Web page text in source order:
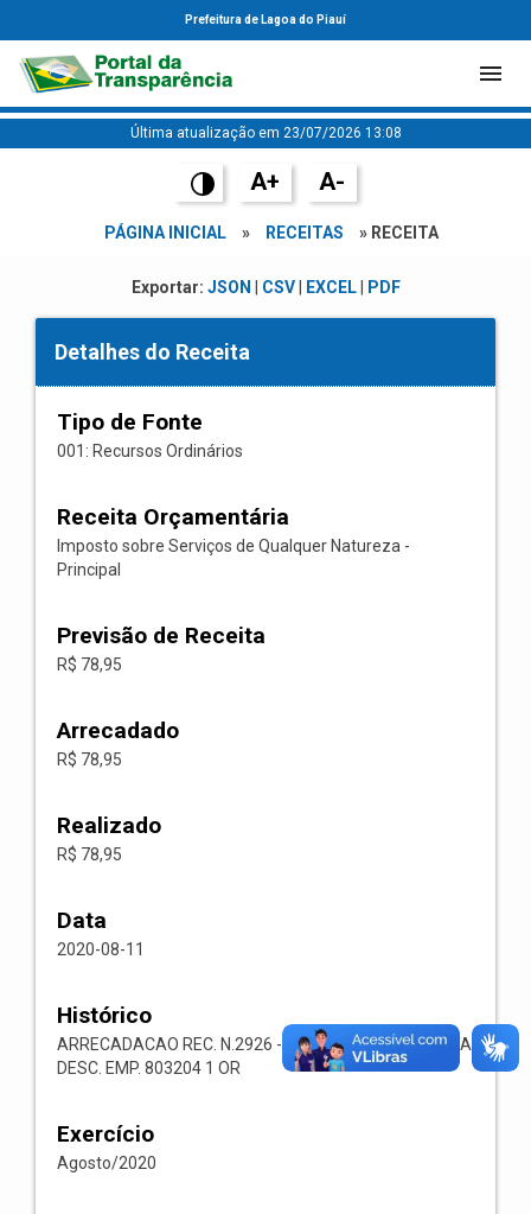
Prefeitura de Lagoa do Piauí
Última atualização em 23/07/2026 13:08
A+ A-
PÁGINA INICIAL » RECEITAS » RECEITA
Exportar: JSON CSV| EXCEL| PDF
Detalhes do Receita
Tipo de Fonte
001: Recursos Ordinários
Receita Orçamentária
Imposto sobre Serviços de Qualquer Natureza -
Principal
Previsão de Receita
R$ 78,95
Arrecadado
R$ 78,95
Realizado
R$ 78,95
Data
2020-08-11
Histórico
ARRECADACAO REC. N.2926 -- 1118.02.3.1.00-RECEITA
DESC. EMP. 803204 1 OR
Exercício
Agosto/2020